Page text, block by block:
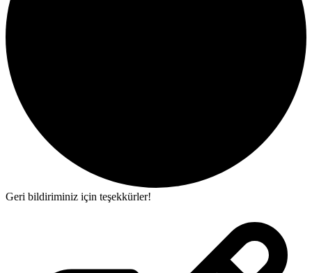
Geri bildiriminiz için teşekkürler!